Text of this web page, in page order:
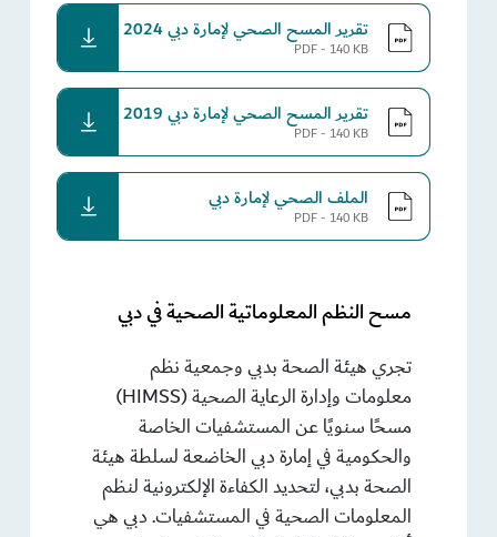
تقرير المسح الصحي لإمارة دبي 2024
PDF - 140 KB
download
تقرير المسح الصحي لإمارة دبي 2019
PDF - 140 KB
download
الملف الصحي لإمارة دبي
PDF - 140 KB
download
مسح النظم المعلوماتية الصحية في دبي
تجري هيئة الصحة بدبي وجمعية نظم
معلومات وإدارة الرعاية الصحية (HIMSS)
مسحًا سنويًا عن المستشفيات الخاصة
والحكومية في إمارة دبي الخاضعة لسلطة هيئة
الصحة بدبي، لتحديد الكفاءة الإلكترونية لنظم
المعلومات الصحية في المستشفيات. دبي هي